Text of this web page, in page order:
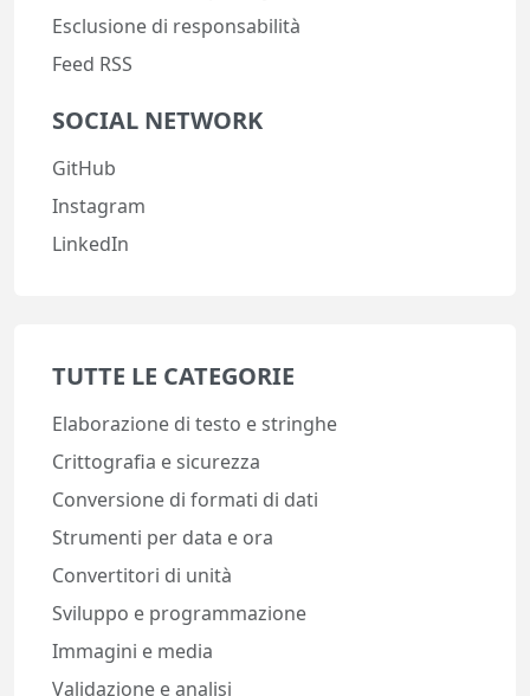
Esclusione di responsabilità
Feed RSS
SOCIAL NETWORK
GitHub
Instagram
LinkedIn
TUTTE LE CATEGORIE
Elaborazione di testo e stringhe
Crittografia e sicurezza
Conversione di formati di dati
Strumenti per data e ora
Convertitori di unità
Sviluppo e programmazione
Immagini e media
Validazione e analisi